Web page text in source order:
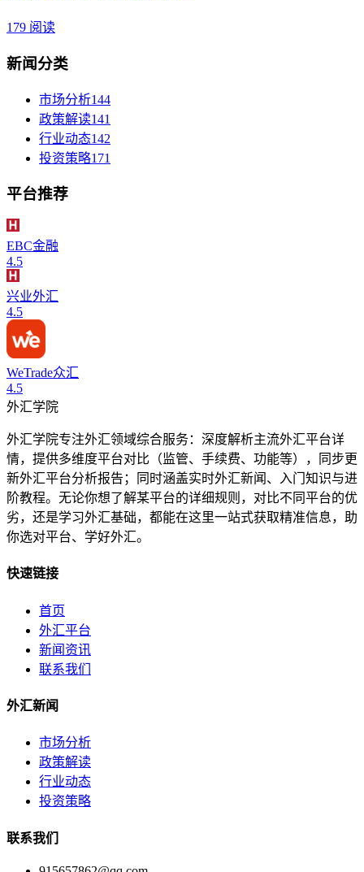
179 阅读
新闻分类
市场分析144
政策解读141
行业动态142
投资策略171
平台推荐
EBC金融
4.5
兴业外汇
4.5
WeTrade众汇
4.5
外汇学院
外汇学院专注外汇领域综合服务：深度解析主流外汇平台详
情，提供多维度平台对比（监管、手续费、功能等），同步更
新外汇平台分析报告；同时涵盖实时外汇新闻、入门知识与进
阶教程。无论你想了解某平台的详细规则，对比不同平台的优
劣，还是学习外汇基础，都能在这里一站式获取精准信息，助
你选对平台、学好外汇。
快速链接
首页
外汇平台
新闻资讯
联系我们
外汇新闻
市场分析
政策解读
行业动态
投资策略
联系我们